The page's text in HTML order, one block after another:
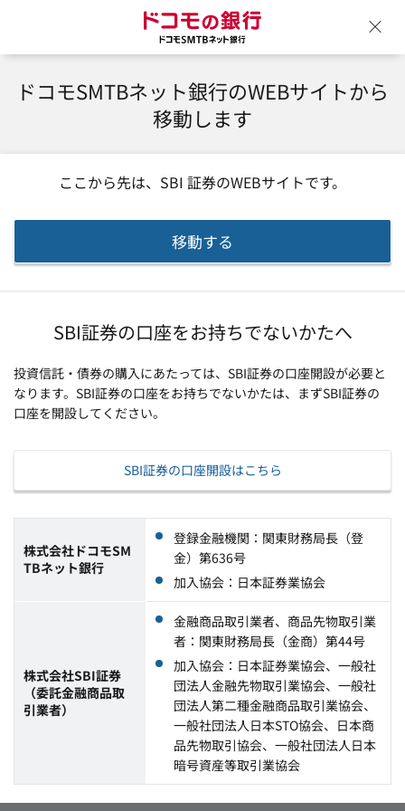
ドコモSMTBネット銀行のWEBサイトから
移動します
ここから先は、 SBI 証券のWEBサイトです。
移動する
SBI証券の口座をお持ちでないかたへ
投資信託・債券の購入にあたっては、SBI証券の口座開設が必要と
なります。SBI証券の口座をお持ちでないかたは、まずSBI証券の
口座を開設してください。
SBI証券の口座開設はこちら
株式会社ドコモSM
TBネット銀行
登録金融機関：関東財務局長（登
金）第636号
加入協会：日本証券業協会
株式会社SBI証券
（委託金融商品取
引業者）
金融商品取引業者、商品先物取引業
者：関東財務局長（金商）第44号
加入協会：日本証券業協会、一般社
団法人金融先物取引業協会、一般社
団法人第二種金融商品取引業協会、
一般社団法人日本STO協会、日本商
品先物取引協会、一般社団法人日本
暗号資産等取引業協会